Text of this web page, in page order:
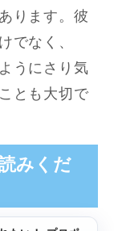
ります。彼
でなく、
うにさり気
とも大切で
みくだ